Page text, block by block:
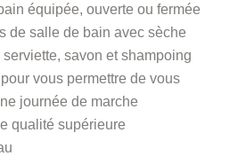
équipée, ouverte ou fermée
de salle de bain avec sèche
savon et shampoing
vous permettre de vous
journée de marche
qualité supérieure